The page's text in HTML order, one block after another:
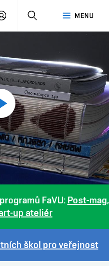
MENU
PŘIHLÁSIT
Play
video
FaVU: Post-mag,
up ateliér
škol pro veřejnost